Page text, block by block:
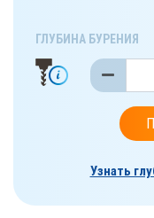
ГЛУБИНА БУРЕНИЯ
Узнать